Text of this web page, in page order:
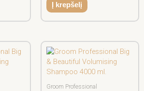
Į krepšelį
Groom Professional